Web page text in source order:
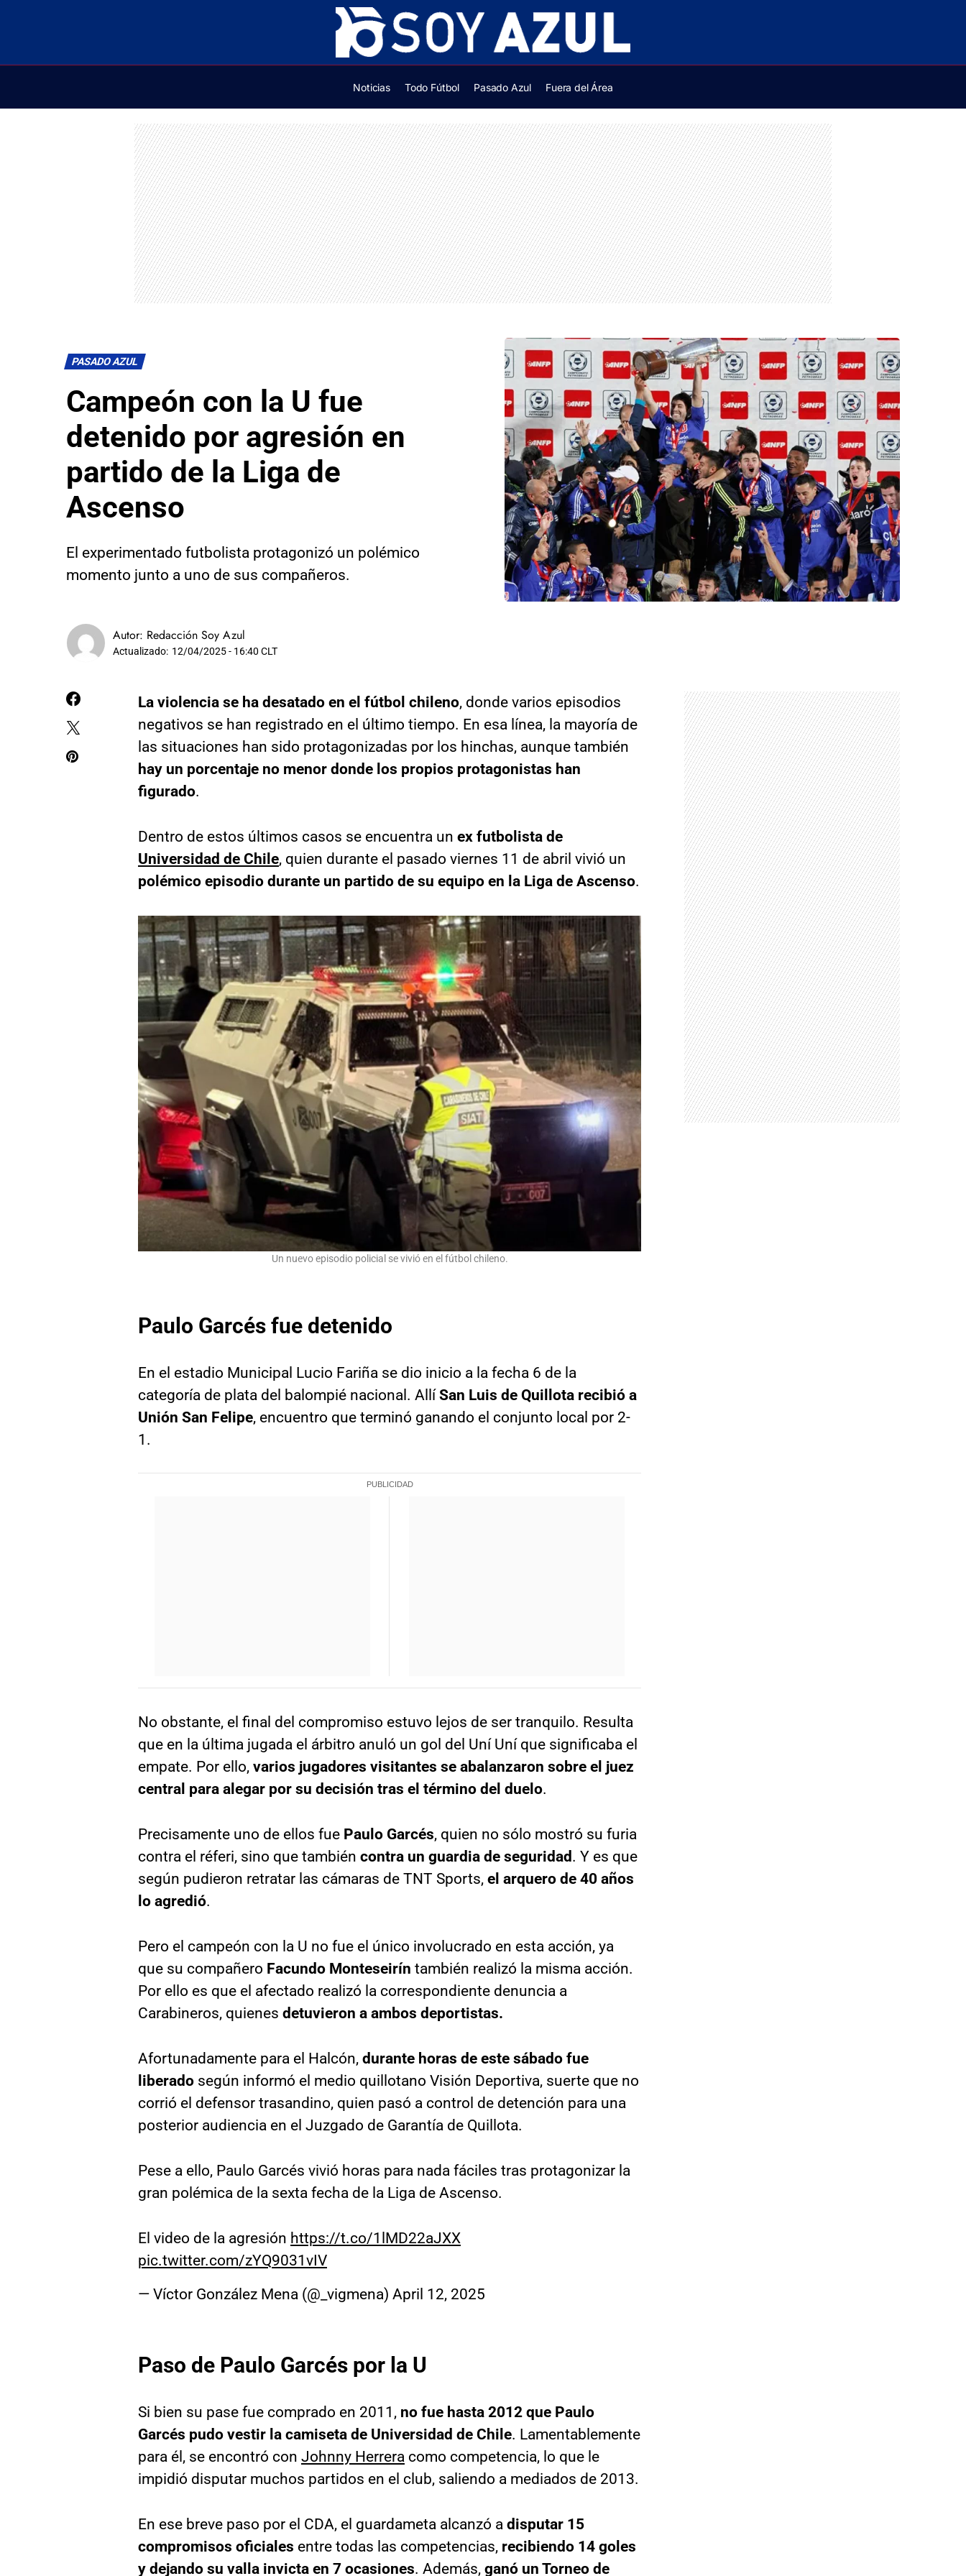
Noticias Todo Fútbol Pasado Azul Fuera del Área
PASADO AZUL
Campeón con la U fue
detenido por agresión en
partido de la Liga de
Ascenso
El experimentado futbolista protagonizó un polémico
momento junto a uno de sus compañeros.
Autor: Redacción Soy Azul
Actualizado: 12/04/2025 - 16:40 CLT
La violencia se ha desatado en el fútbol chileno, donde varios episodios
negativos se han registrado en el último tiempo. En esa línea, la mayoría de
las situaciones han sido protagonizadas por los hinchas, aunque también
hay un porcentaje no menor donde los propios protagonistas han
figurado.
Dentro de estos últimos casos se encuentra un ex futbolista de
Universidad de Chile, quien durante el pasado viernes 11 de abril vivió un
polémico episodio durante un partido de su equipo en la Liga de Ascenso.
Un nuevo episodio policial se vivió en el fútbol chileno.
Paulo Garcés fue detenido
En el estadio Municipal Lucio Fariña se dio inicio a la fecha 6 de la
categoría de plata del balompié nacional. AllíSan Luis de Quillota recibió a
Unión San Felipe, encuentro que terminó ganando el conjunto local por 2-
1.
No obstante, el final del compromiso estuvo lejos de ser tranquilo. Resulta
que en la última jugada el árbitro anuló un gol del Uní Uní que significaba el
empate. Por ello, varios jugadores visitantes se abalanzaron sobre el juez
central para alegar por su decisión tras el término del duelo.
Precisamente uno de ellos fue Paulo Garcés, quien no sólo mostró su furia
contra el réferi, sino que también contra un guardia de seguridad . Y es que
según pudieron retratar las cámaras de TNT Sports, el arquero de 40 años
lo agredió.
Pero el campeón con la U no fue el único involucrado en esta acción, ya
que su compañero Facundo Monteseirín también realizó la misma acción.
Por ello es que el afectado realizó la correspondiente denuncia a
Carabineros, quienes detuvieron a ambos deportistas.
Afortunadamente para el Halcón, durante horas de este sábado fue
liberado según informó el medio quillotano Visión Deportiva, suerte que no
corrió el defensor trasandino, quien pasó a control de detención para una
posterior audiencia en el Juzgado de Garantía de Quillota.
Pese a ello, Paulo Garcés vivió horas para nada fáciles tras protagonizar la
gran polémica de la sexta fecha de la Liga de Ascenso.
El video de la agresión https://t.co/1lMD22aJXX
pic.twitter.com/zYQ9031vIV
— Víctor González Mena (@_vigmena) April 12, 2025
Paso de Paulo Garcés por la U
Si bien su pase fue comprado en 2011, no fue hasta 2012 que Paulo
Garcés pudo vestir la camiseta de Universidad de Chile. Lamentablemente
para él, se encontró con Johnny Herrera como competencia, lo que le
impidió disputar muchos partidos en el club, saliendo a mediados de 2013.
En ese breve paso por el CDA, el guardameta alcanzó a disputar 15
compromisos oficiales entre todas las competencias, recibiendo 14 goles
y dejando su valla invicta en 7 ocasiones. Además, ganó un Torneo de